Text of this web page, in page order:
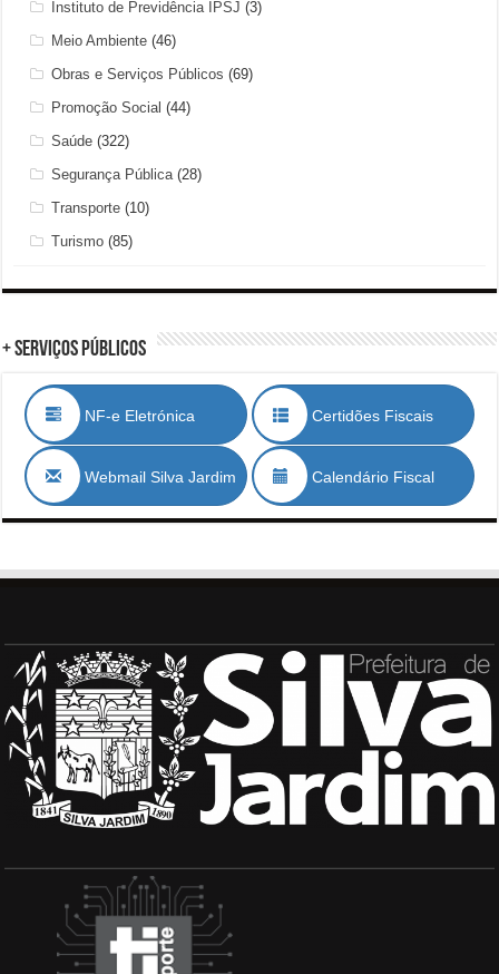
Instituto de Previdência IPSJ (3)
Meio Ambiente (46)
Obras e Serviços Públicos (69)
Promoção Social (44)
Saúde (322)
Segurança Pública(28)
Transporte (10)
Turismo (85)
+ Serviços Públicos
NF-e Eletrónica Certidões Fiscais
Webmail Silva Jardim Calendário Fiscal